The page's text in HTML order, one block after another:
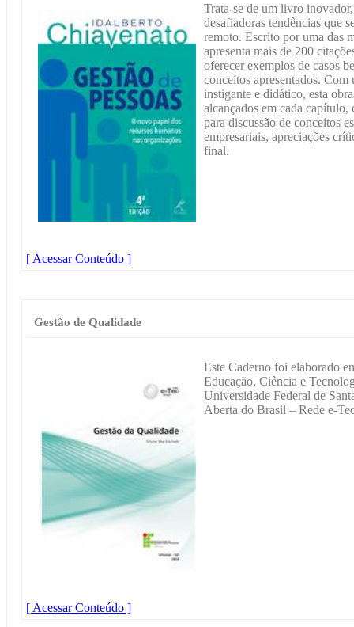
Trata-se de um livro
desafiadoras tendências que
remoto. Escrito por uma das
apresenta mais de 200
oferecer exemplos de casos
conceitos apresentados.
instigante e didático, esta
alcançados em cada capítulo,
para discussão de conceitos
empresariais, apreciações
final.
[ Acessar Conteúdo ]
Gestão de Qualidade
Este Caderno foi elaborado
Educação, Ciência e
Universidade Federal de
Aberta do Brasil – Rede e-
[ Acessar Conteúdo ]